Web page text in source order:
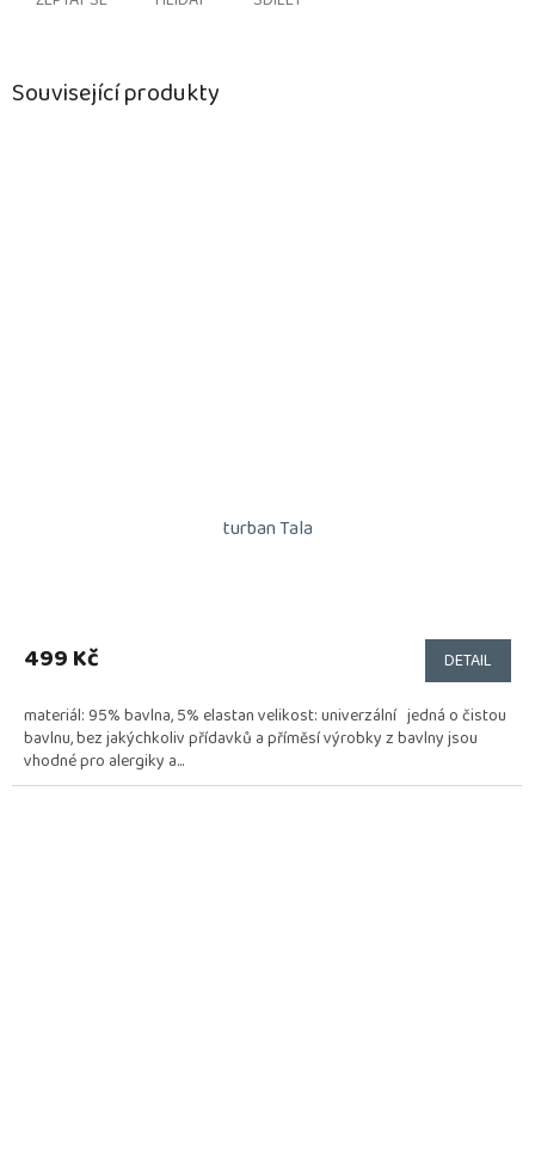
Související produkty
turban Tala
499 Kč DETAIL
materiál: 95% bavlna, 5% elastan velikost: univerzální jedná o čistou
bavlnu, bez jakýchkoliv přídavků a příměsí výrobky z bavlny jsou
vhodné pro alergiky a...